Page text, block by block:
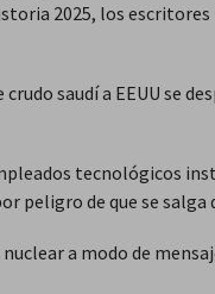
2025, los escritores
saudí a EEUU se
tecnológicos
peligro de que se salga
a modo de